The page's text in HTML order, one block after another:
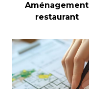
Aménagement
restaurant